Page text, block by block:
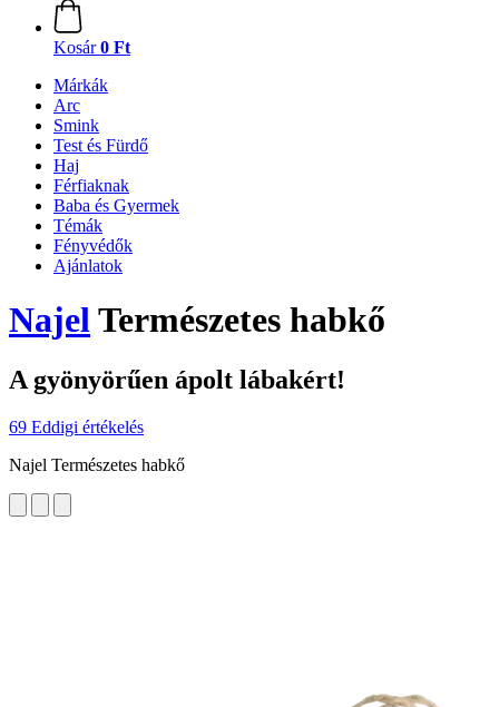
Kosár 0 Ft
Márkák
Arc
Smink
Test és Fürdő
Haj
Férfiaknak
Baba és Gyermek
Témák
Fényvédők
Ajánlatok
NajelTermészetes habkő
A gyönyörűen ápolt lábakért!
69 Eddigi értékelés
Najel Természetes habkő